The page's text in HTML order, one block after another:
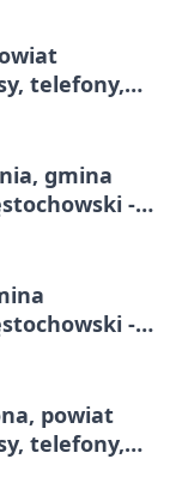
telefony,
gmina
-
-
powiat
telefony,